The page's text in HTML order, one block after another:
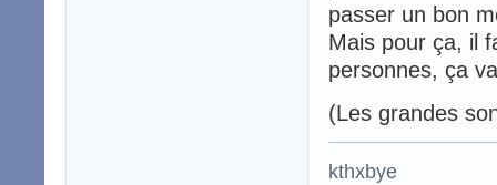
passer un bon
Mais pour ça, il
personnes, ça
(Les grandes
kthxbye